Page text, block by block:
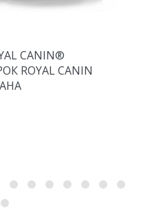
CANIN®
ROYAL CANIN